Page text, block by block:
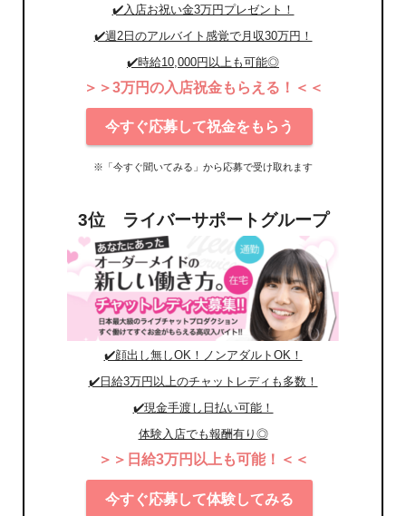
✔️入店お祝い金3万円プレゼント！
✔️週2日のアルバイト感覚で月収30万円！
✔️時給10,000円以上も可能◎
＞＞3万円の入店祝金もらえる！＜＜
今すぐ応募して祝金をもらう
※「今すぐ聞いてみる」から応募で受け取れます
3位 ライバーサポートグループ
✔️顔出し無しOK！ノンアダルトOK！
✔️日給3万円以上のチャットレディも多数！
✔️現金手渡し日払い可能！
体験入店でも報酬有り◎
＞＞日給3万円以上も可能！＜＜
今すぐ応募して体験してみる